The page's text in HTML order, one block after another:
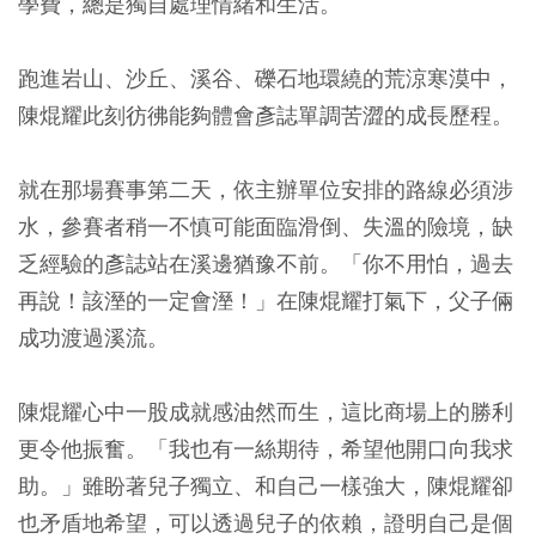
跑進岩山、沙丘、溪谷、礫石地環繞的荒涼寒漠中，
陳焜耀此刻彷彿能夠體會彥誌單調苦澀的成長歷程。
就在那場賽事第二天，依主辦單位安排的路線必須涉
水，參賽者稍一不慎可能面臨滑倒、失溫的險境，缺
乏經驗的彥誌站在溪邊猶豫不前。「你不用怕，過去
再說！該溼的一定會溼！」在陳焜耀打氣下，父子倆
成功渡過溪流。
陳焜耀心中一股成就感油然而生，這比商場上的勝利
更令他振奮。「我也有一絲期待，希望他開口向我求
助。」雖盼著兒子獨立、和自己一樣強大，陳焜耀卻
也矛盾地希望，可以透過兒子的依賴，證明自己是個